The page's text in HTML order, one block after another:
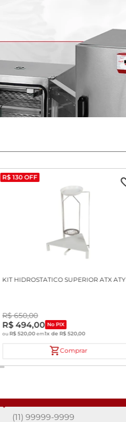
R$ 130OFF
KIT HIDROSTATICO SUPERIOR ATX ATY
R$ 650,00
R$ 494,00 No PIX
ou R$ 520,00em1x de R$ 520,00
Comprar